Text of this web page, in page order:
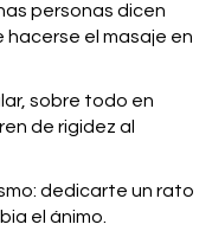
personas dicen
hacerse el masaje en
sobre todo en
de rigidez al
dedicarte un rato
el ánimo.